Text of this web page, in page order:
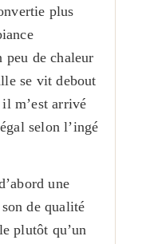
plus
peu de chaleur
se vit debout
m’est arrivé
selon l’ingé
une
de qualité
plutôt qu’un